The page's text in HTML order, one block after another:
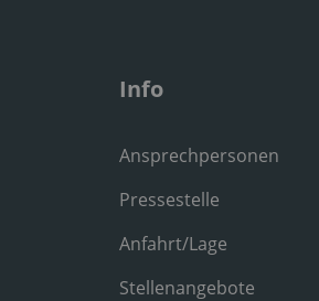
Info
Ansprechpersonen
Pressestelle
Anfahrt/Lage
Stellenangebote